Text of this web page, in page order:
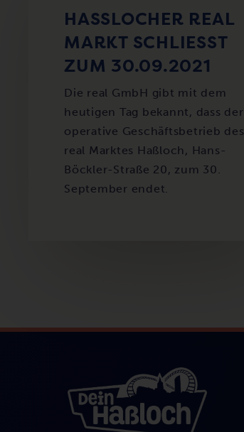
HASSLOCHER REAL M
ARKT SCHLIESST ZU
M 30.09.2021
Die real GmbH gibt mit dem
heutigen Tag bekannt, dass der
operative Geschäftsbetrieb des
real Marktes Haßloch, Hans-
Böckler-Straße 20, zum 30.
September endet.